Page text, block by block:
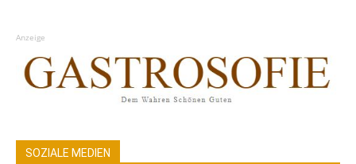
Anzeige
SOZIALE MEDIEN